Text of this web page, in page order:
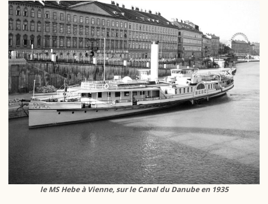
le MS Hebe à Vienne, sur le Canal du Danube en 1935